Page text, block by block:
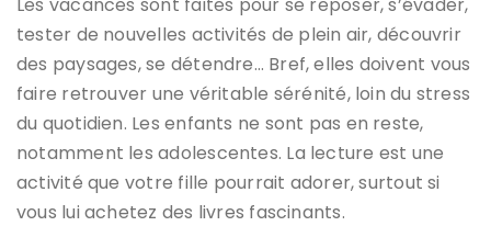
tester de nouvelles activités de plein air, découvrir
des paysages, se détendre… Bref, elles doivent vous
faire retrouver une véritable sérénité, loin du stress
du quotidien. Les enfants ne sont pas en reste,
notamment les adolescentes. La lecture est une
activité que votre fille pourrait adorer, surtout si
vous lui achetez des livres fascinants.